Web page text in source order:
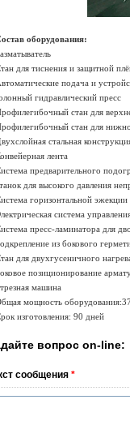
оборудования:
для тиснения и защитной
подача и
гидравлический пресс
стан для
стан для
стальная
лента
предварительного
для высокого давления
горизонтальной
система
пресс-ламинатора для
из бокового
для двухгусеничного
позиционирование
машина
мощность
изготовления: 90 дней
вопрос on-line:
сообщения*